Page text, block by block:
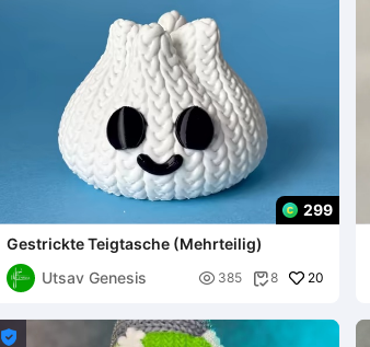
299
Gestrickte Teigtasche (Mehrteilig)
Utsav Genesis
 385 8 20
